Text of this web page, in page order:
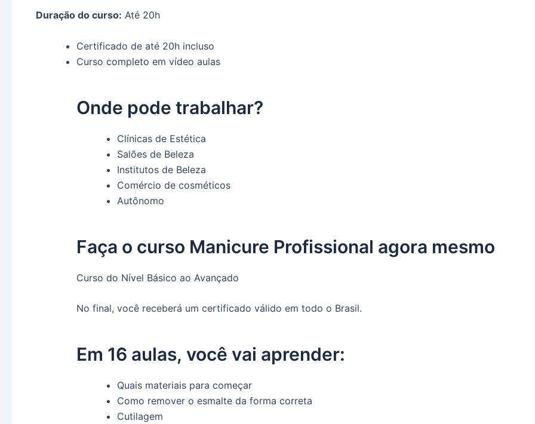
Duração do curso: Até 20h
Certificado de até 20h incluso
Curso completo em vídeo aulas
Onde pode trabalhar?
Clínicas de Estética
Salões de Beleza
Institutos de Beleza
Comércio de cosméticos
Autônomo
Faça o curso Manicure Profissional agora mesmo
Curso do Nível Básico ao Avançado
No final, você receberá um certificado válido em todo o Brasil.
Em 16 aulas, você vai aprender:
Quais materiais para começar
Como remover o esmalte da forma correta
Cutilagem